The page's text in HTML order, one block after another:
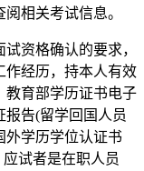
相关考试信息。
资格确认的要求，
作经历，持本人有效
教育部学历证书电子
告(留学回国人员
外学历学位认证书
试者是在职人员